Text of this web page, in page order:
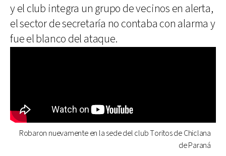
y el club integra un grupo de vecinos en alerta,
el sector de secretaría no contaba con alarma y
fue el blanco del ataque.
Robaron nuevamente en la sede del club Toritos de Chiclana
de Paraná